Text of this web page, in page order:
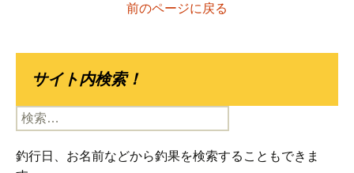
前のページに戻る
サイト内検索！
検
索:
釣行日、お名前などから釣果を検索することもできま